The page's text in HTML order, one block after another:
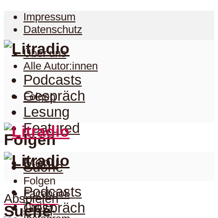
Impressum
Datenschutz
Über uns
Alle Autor:innen
Folgen
Folgen
Folgen
Facebook
Twitter
Podcasts
Gespräch
Lesung
Featured
Menu
Suche
Suche
Podcasts
Gespräch
Abspielen